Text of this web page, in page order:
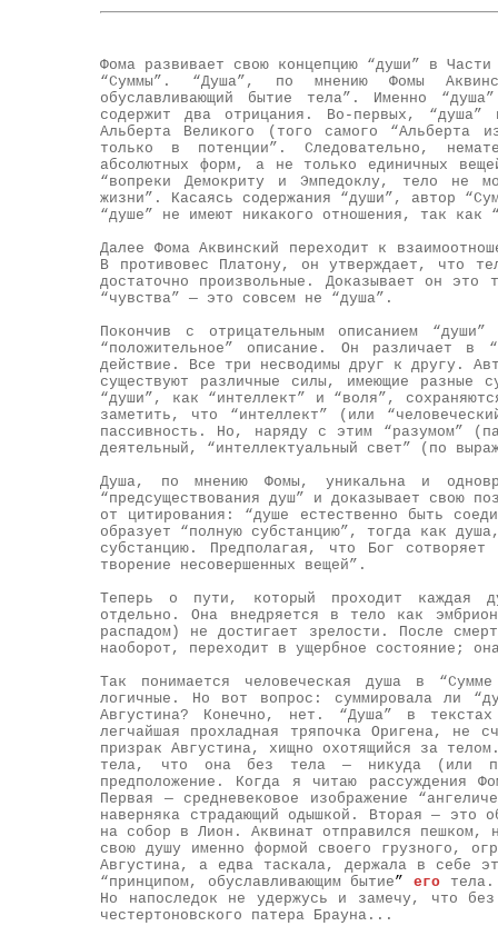
Фома развивает свою концепцию “души” в
“Суммы”. “Душа”, по мнению Фомы
обуславливающий бытие тела”. Именно
содержит два отрицания. Во-первых,
Альберта Великого (того самого “Альберта
только в потенции”. Следовательно,
абсолютных форм, а не только единичных
“вопреки Демокриту и Эмпедоклу, тело не
жизни”. Касаясь содержания “души”, автор
“душе” не имеют никакого отношения, так
Далее Фома Аквинский переходит к
В противовес Платону, он утверждает, что
достаточно произвольные. Доказывает он
“чувства” — это совсем не “душа”.
Покончив с отрицательным описанием
“положительное” описание. Он различает
действие. Все три несводимы друг к другу.
существуют различные силы, имеющие разные
“души”, как “интеллект” и “воля”,
заметить, что “интеллект” (или
пассивность. Но, наряду с этим “разумом”
деятельный, “интеллектуальный свет” (по
Душа, по мнению Фомы, уникальна и
“предсуществования душ” и доказывает свою
от цитирования: “душе естественно быть
образует “полную субстанцию”, тогда как
субстанцию. Предполагая, что Бог
творение несовершенных вещей”.
Теперь о пути, который проходит каждая
отдельно. Она внедряется в тело как
распадом) не достигает зрелости. После
наоборот, переходит в ущербное состояние;
Так понимается человеческая душа в
логичные. Но вот вопрос: суммировала ли
Августина? Конечно, нет. “Душа” в
легчайшая прохладная тряпочка Оригена, не
призрак Августина, хищно охотящийся за
тела, что она без тела — никуда (или
предположение. Когда я читаю рассуждения
Первая — средневековое изображение
наверняка страдающий одышкой. Вторая — это
на собор в Лион. Аквинат отправился
свою душу именно формой своего грузного,
Августина, а едва таскала, держала в себе
“принципом, обуславливающим бытие” его тела.
Но напоследок не удержусь и замечу, что
честертоновского патера Брауна...